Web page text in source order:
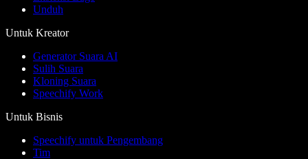
Unduh
Untuk Kreator
Generator Suara AI
Sulih Suara
Kloning Suara
Speechify Work
Untuk Bisnis
Speechify untuk Pengembang
Tim